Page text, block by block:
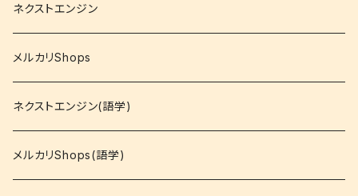
関西大学テキスト
就活
資格
コミック
ネクストエンジン
メルカリShops
ネクストエンジン(語学)
メルカリShops(語学)